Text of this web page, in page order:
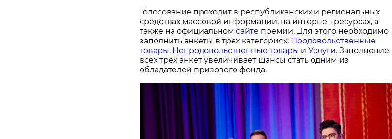
Голосование проходит в республиканских и региональных
средствах массовой информации, на интернет-ресурсах, а
также на официальном сайте премии. Для этого необходимо
заполнить анкеты в трех категориях: Продовольственные
товары, Непродовольственные товары и Услуги. Заполнение
всех трех анкет увеличивает шансы стать одним из
обладателей призового фонда.